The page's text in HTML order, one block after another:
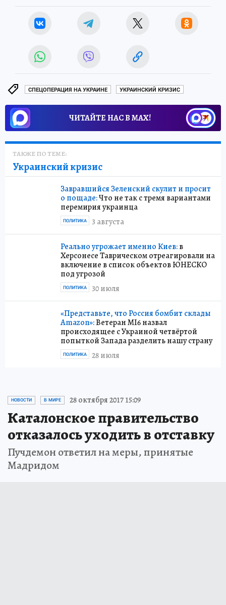
СПЕЦОПЕРАЦИЯ НА УКРАИНЕ УКРАИНСКИЙ КРИЗИС
ЧИТАЙТЕ НАС В МАХ!
ТАКЖЕ ПО ТЕМЕ:
Украинский кризис
Завравшийся Зеленский скулит и просит
о пощаде:Что не так с тремя вариантами
перемирия украинца
3 августа
ПОЛИТИКА
Реально угрожает именно Киев:в
Херсонесе Таврическом отреагировали на
включение в список объектов ЮНЕСКО
под угрозой
30 июля
ПОЛИТИКА
«Представьте, что Россия бомбит склады
Amazon»:Ветеран MI6 назвал
происходящее с Украиной четвёртой
попыткой Запада разделить нашу страну
28 июля
ПОЛИТИКА
НОВОСТИ В МИРЕ 28 октября 2017 15:09
Каталонское правительство
отказалось уходить в отставку
Пучдемон ответил на меры, принятые
Мадридом